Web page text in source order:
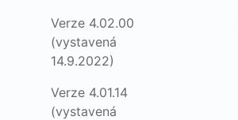
Verze 4.02.00
(vystavená
14.9.2022)
Verze 4.01.14
(vystavená